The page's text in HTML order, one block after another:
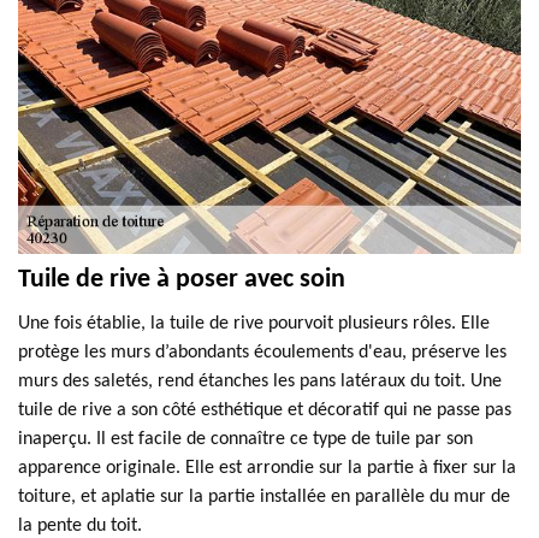
Tuile de rive à poser avec soin
Une fois établie, la tuile de rive pourvoit plusieurs rôles. Elle
protège les murs d’abondants écoulements d'eau, préserve les
murs des saletés, rend étanches les pans latéraux du toit. Une
tuile de rive a son côté esthétique et décoratif qui ne passe pas
inaperçu. Il est facile de connaître ce type de tuile par son
apparence originale. Elle est arrondie sur la partie à fixer sur la
toiture, et aplatie sur la partie installée en parallèle du mur de
la pente du toit.